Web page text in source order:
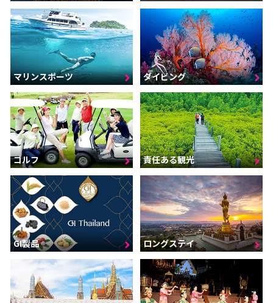
マリンスポーツ ダイビング
ゴルフ 責任ある観光
GI製品 ロングステイ